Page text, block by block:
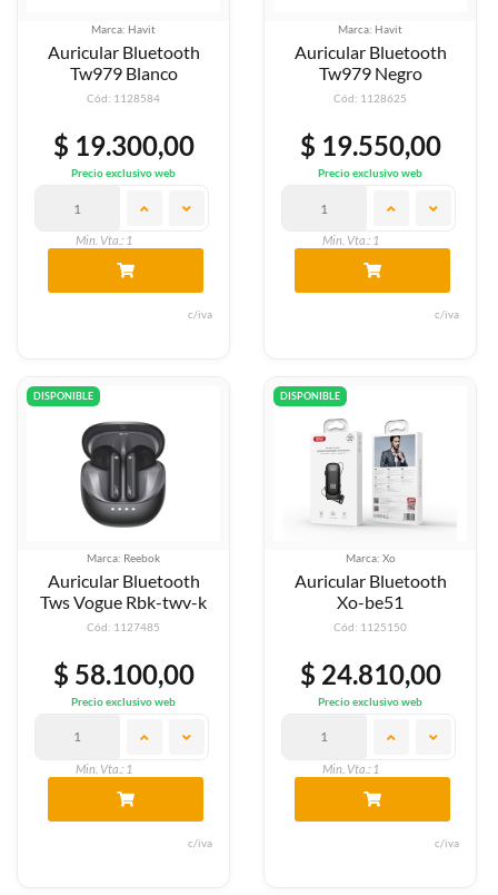
Marca: Havit
Auricular Bluetooth
Tw979 Blanco
Cód: 1128584
$ 19.300,00
Precio exclusivo web
Min. Vta.: 1
c/iva
Marca: Havit
Auricular Bluetooth
Tw979 Negro
Cód: 1128625
$ 19.550,00
Precio exclusivo web
Min. Vta.: 1
c/iva
DISPONIBLE
Marca: Reebok
Auricular Bluetooth
Tws Vogue Rbk-twv-k
Cód: 1127485
$ 58.100,00
Precio exclusivo web
Min. Vta.: 1
c/iva
DISPONIBLE
Marca: Xo
Auricular Bluetooth
Xo-be51
Cód: 1125150
$ 24.810,00
Precio exclusivo web
Min. Vta.: 1
c/iva